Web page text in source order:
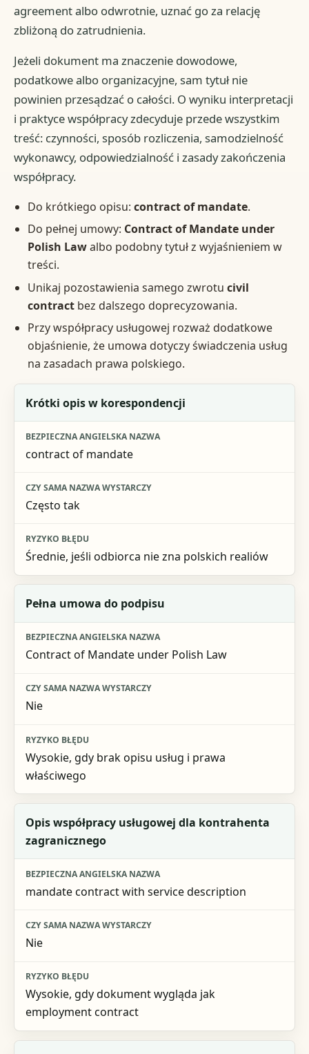
agreement albo odwrotnie, uznać go za relację
zbliżoną do zatrudnienia.
Jeżeli dokument ma znaczenie dowodowe,
podatkowe albo organizacyjne, sam tytuł nie
powinien przesądzać o całości. O wyniku interpretacji
i praktyce współpracy zdecyduje przede wszystkim
treść: czynności, sposób rozliczenia, samodzielność
wykonawcy, odpowiedzialność i zasady zakończenia
współpracy.
Do krótkiego opisu: contract of mandate.
Do pełnej umowy: Contract of Mandate under
Polish Lawalbo podobny tytuł z wyjaśnieniem w
treści.
Unikaj pozostawienia samego zwrotu civil
contractbez dalszego doprecyzowania.
Przy współpracy usługowej rozważ dodatkowe
objaśnienie, że umowa dotyczy świadczenia usług
na zasadach prawa polskiego.
Sytuacja
Bezpieczna angielska nazwa
Krótki opis w korespondencji
contract of mandate
Często tak
Średnie, jeśli odbiorca nie zna polskich realiów
Pełna umowa do podpisu
Contract of Mandate under Polish Law
Nie
Wysokie, gdy brak opisu usług i prawa
właściwego
Opis współpracy usługowej dla kontrahenta
zagranicznego
mandate contract with service description
Nie
Wysokie, gdy dokument wygląda jak
employment contract